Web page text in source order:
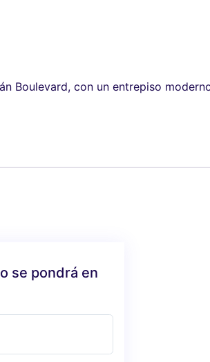
Boulevard, con un entrepiso
se pondrá en